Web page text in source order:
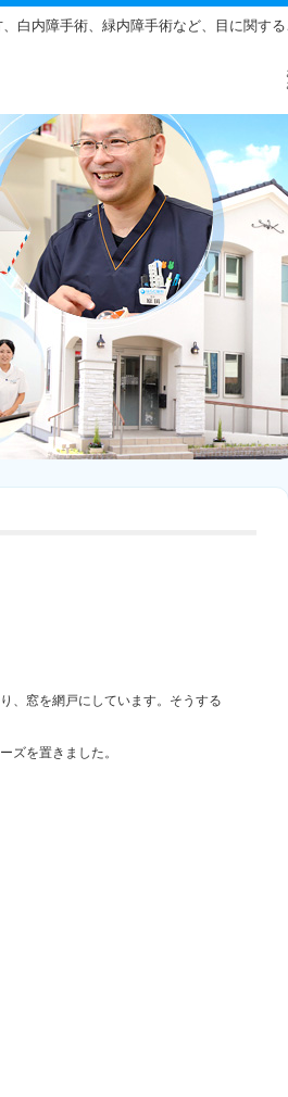
白内障手術、緑内障手術など、目に関する
、窓を網戸にしています。そうする
ズを置きました。